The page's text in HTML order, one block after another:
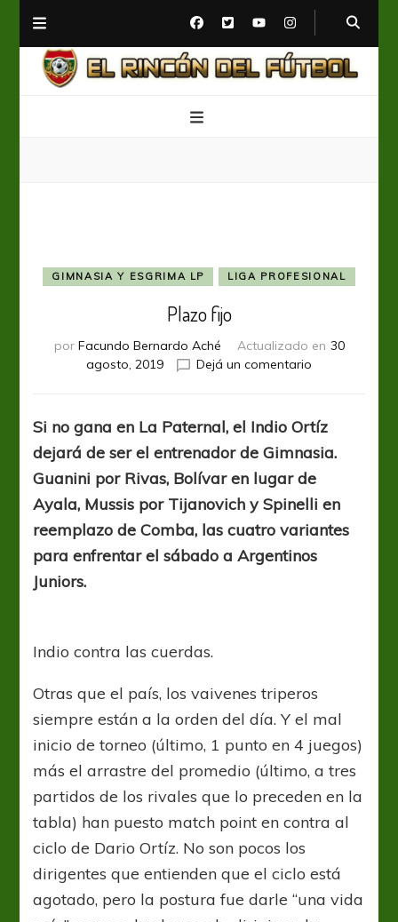
GIMNASIA Y ESGRIMA LP LIGA PROFESIONAL
Plazo fijo
por Facundo Bernardo Aché Actualizado en 30
agosto, 2019
Dejá un comentario
Si no gana en La Paternal, el Indio Ortíz
dejará de ser el entrenador de Gimnasia.
Guanini por Rivas, Bolívar en lugar de
Ayala, Mussis por Tijanovich y Spinelli en
reemplazo de Comba, las cuatro variantes
para enfrentar el sábado a Argentinos
Juniors.
Indio contra las cuerdas.
Otras que el país, los vaivenes triperos
siempre están a la orden del día. Y el mal
inicio de torneo (último, 1 punto en 4 juegos)
más el arrastre del promedio (último, a tres
partidos de los rivales que lo preceden en la
tabla) han puesto match point en contra al
ciclo de Dario Ortíz. No son pocos los
dirigentes que entienden que el ciclo está
agotado, pero la postura fue darle “una vida